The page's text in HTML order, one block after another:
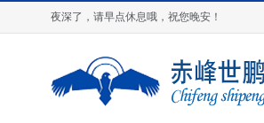
夜深了，请早点休息哦，祝您晚安！